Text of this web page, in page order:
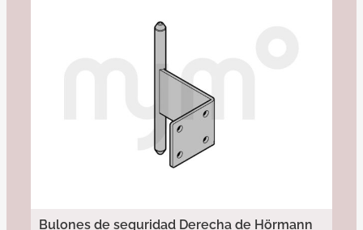
Bulones de seguridad Derecha de Hörmann